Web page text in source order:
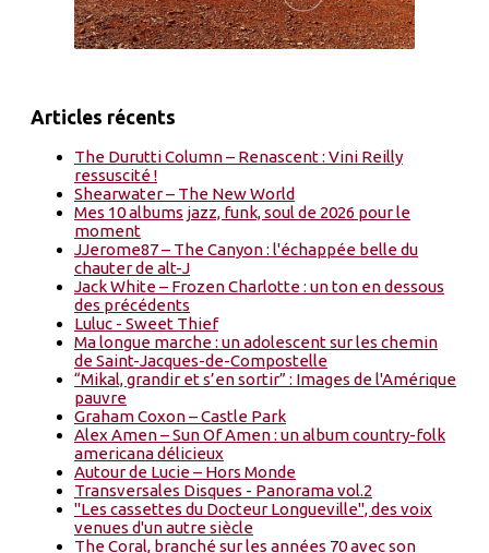
Articles récents
The Durutti Column – Renascent : Vini Reilly
ressuscité !
Shearwater – The New World
Mes 10 albums jazz, funk, soul de 2026 pour le
moment
JJerome87 – The Canyon : l'échappée belle du
chauter de alt-J
Jack White – Frozen Charlotte : un ton en dessous
des précédents
Luluc - Sweet Thief
Ma longue marche : un adolescent sur les chemin
de Saint-Jacques-de-Compostelle
“Mikal, grandir et s’en sortir” : Images de l'Amérique
pauvre
Graham Coxon – Castle Park
Alex Amen – Sun Of Amen : un album country-folk
americana délicieux
Autour de Lucie – Hors Monde
Transversales Disques - Panorama vol.2
"Les cassettes du Docteur Longueville", des voix
venues d'un autre siècle
The Coral, branché sur les années 70 avec son